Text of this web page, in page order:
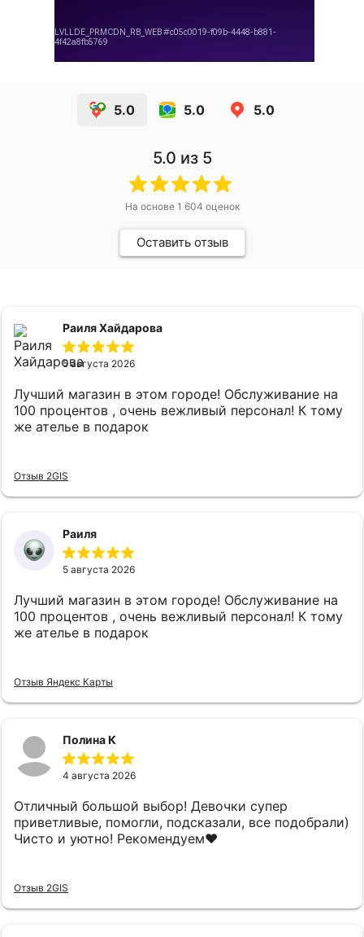
5.0 5.0 5.0
5.0 из 5
На основе 1 604 оценок
Оставить отзыв
Раиля Хайдарова
5 августа 2026
Лучший магазин в этом городе! Обслуживание на
100 процентов , очень вежливый персонал! К тому
же ателье в подарок
Отзыв 2GIS
Раиля
5 августа 2026
Лучший магазин в этом городе! Обслуживание на
100 процентов , очень вежливый персонал! К тому
же ателье в подарок
Отзыв Яндекс Карты
Полина К
4 августа 2026
Отличный большой выбор! Девочки супер
приветливые, помогли, подсказали, все подобрали)
Чисто и уютно! Рекомендуем❤️
Отзыв 2GIS